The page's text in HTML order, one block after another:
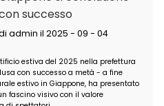
Il secondo festival
fiume Yangtze si
con i fuochi